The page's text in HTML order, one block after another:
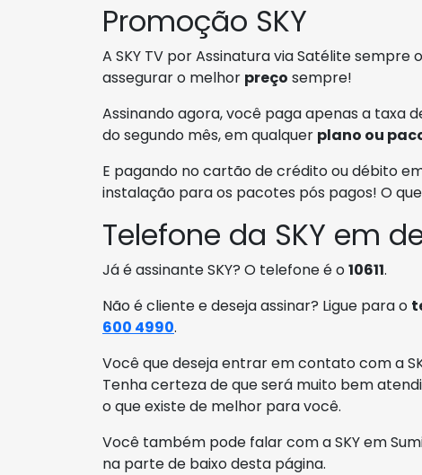
Promoção SKY
A SKY TV por Assinatura via Satélite sempre
assegurar o melhor preço sempre!
Assinando agora, você paga apenas a taxa
do segundo mês, em qualquer plano ou
E pagando no cartão de crédito ou débito
instalação para os pacotes pós pagos! O
Telefone da SKY em
Já é assinante SKY? O telefone é o10611.
Não é cliente e deseja assinar? Ligue para o
600 4990.
Você que deseja entrar em contato com a
Tenha certeza de que será muito bem
o que existe de melhor para você.
Você também pode falar com a SKY em
na parte de baixo desta página.